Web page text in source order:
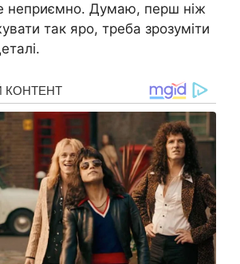
неприємно. Думаю, перш ніж
так яро, треба зрозуміти